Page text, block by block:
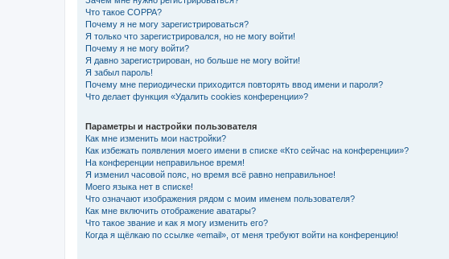
Что такое COPPA?
Почему я не могу зарегистрироваться?
Я только что зарегистрировался, но не могу войти!
Почему я не могу войти?
Я давно зарегистрирован, но больше не могу войти!
Я забыл пароль!
Почему мне периодически приходится повторять ввод имени и пароля?
Что делает функция «Удалить cookies конференции»?
Параметры и настройки пользователя
Как мне изменить мои настройки?
Как избежать появления моего имени в списке «Кто сейчас на конференции»?
На конференции неправильное время!
Я изменил часовой пояс, но время всё равно неправильное!
Моего языка нет в списке!
Что означают изображения рядом с моим именем пользователя?
Как мне включить отображение аватары?
Что такое звание и как я могу изменить его?
Когда я щёлкаю по ссылке «email», от меня требуют войти на конференцию!